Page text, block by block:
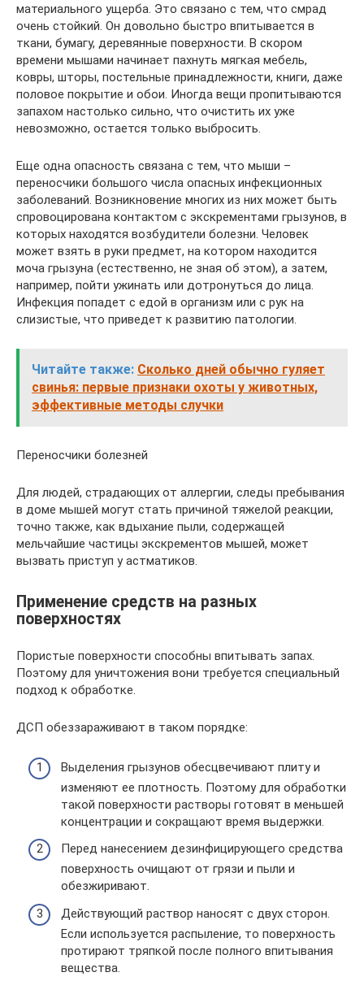
материального ущерба. Это связано с тем, что смрад
очень стойкий. Он довольно быстро впитывается в
ткани, бумагу, деревянные поверхности. В скором
времени мышами начинает пахнуть мягкая мебель,
ковры, шторы, постельные принадлежности, книги, даже
половое покрытие и обои. Иногда вещи пропитываются
запахом настолько сильно, что очистить их уже
невозможно, остается только выбросить.
Еще одна опасность связана с тем, что мыши –
переносчики большого числа опасных инфекционных
заболеваний. Возникновение многих из них может быть
спровоцирована контактом с экскрементами грызунов, в
которых находятся возбудители болезни. Человек
может взять в руки предмет, на котором находится
моча грызуна (естественно, не зная об этом), а затем,
например, пойти ужинать или дотронуться до лица.
Инфекция попадет с едой в организм или с рук на
слизистые, что приведет к развитию патологии.
Читайте также: Сколько дней обычно гуляет
свинья: первые признаки охоты у животных,
эффективные методы случки
Переносчики болезней
Для людей, страдающих от аллергии, следы пребывания
в доме мышей могут стать причиной тяжелой реакции,
точно также, как вдыхание пыли, содержащей
мельчайшие частицы экскрементов мышей, может
вызвать приступ у астматиков.
Применение средств на разных
поверхностях
Пористые поверхности способны впитывать запах.
Поэтому для уничтожения вони требуется специальный
подход к обработке.
ДСП обеззараживают в таком порядке:
Выделения грызунов обесцвечивают плиту и
изменяют ее плотность. Поэтому для обработки
такой поверхности растворы готовят в меньшей
концентрации и сокращают время выдержки.
Перед нанесением дезинфицирующего средства
поверхность очищают от грязи и пыли и
обезжиривают.
Действующий раствор наносят с двух сторон.
Если используется распыление, то поверхность
протирают тряпкой после полного впитывания
вещества.